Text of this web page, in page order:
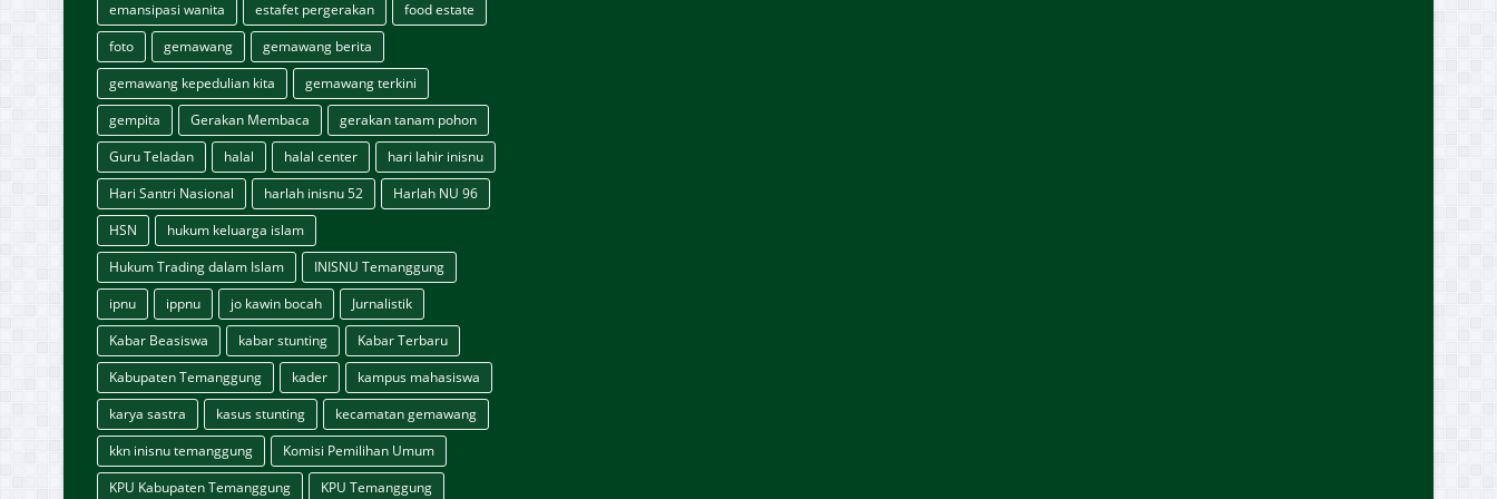
emansipasi wanita estafet pergerakan
food estate
foto
gemawang
gemawang berita
gemawang kepedulian kita
gemawang terkini
gempita
Gerakan Membaca
gerakan tanam pohon
Guru Teladan
halal halal center
hari lahir inisnu
Hari Santri Nasional
harlah inisnu 52
Harlah NU 96
HSN
hukum keluarga islam
Hukum Trading dalam Islam
INISNU Temanggung
ipnu
ippnu jo kawin bocah
Jurnalistik
Kabar Beasiswa
kabar stunting
Kabar Terbaru
Kabupaten Temanggung
kader
kampus mahasiswa
karya sastra
kasus stunting
kecamatan gemawang
kkn inisnu temanggung
Komisi Pemilihan Umum
KPU Kabupaten Temanggung
KPU Temanggung